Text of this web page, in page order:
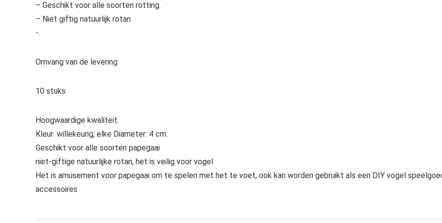
– Geschikt voor alle soorten rotting.
– Niet giftig natuurlijk rotan.
-.
Omvang van de levering:
10 stuks
Hoogwaardige kwaliteit.
Kleur: willekeurig, elke Diameter: 4 cm.
Geschikt voor alle soorten papegaai
niet-giftige natuurlijke rotan, het is veilig voor vogel
Het is amusement voor papegaai om te spelen met het te voet, ook kan worden gebruikt als een DIY vogel
accessoires